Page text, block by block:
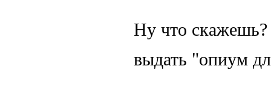
Ну что скажешь?
выдать "опиум